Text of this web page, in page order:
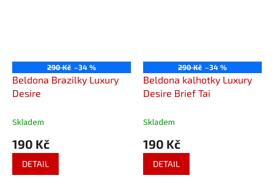
290 Kč –34 %
Beldona Brazilky Luxury
Desire
Skladem
190 Kč
DETAIL
290 Kč –34 %
Beldona kalhotky Luxury
Desire Brief Tai
Skladem
190 Kč
DETAIL